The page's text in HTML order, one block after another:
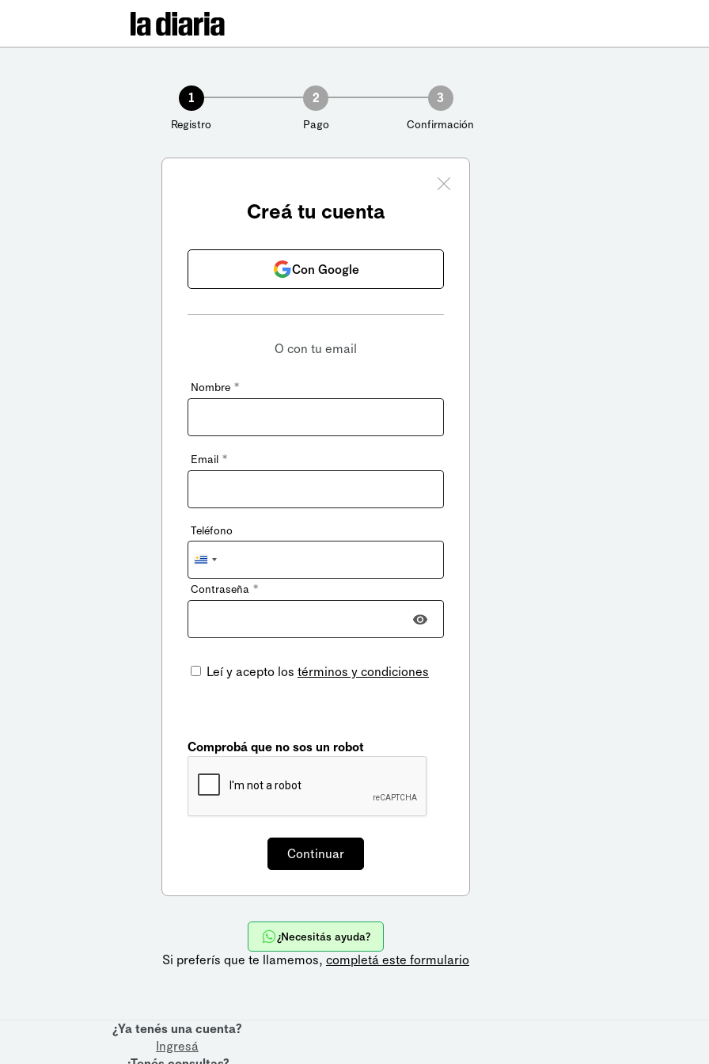
1
Registro
2
Pago
3
Confirmación
Creá tu cuenta
Con Google
O con tu email
Nombre *
Email *
Teléfono
Uruguay
+598
Contraseña *
Leí y acepto los términos y condiciones
Comprobá que no sos un robot
¿Necesitás ayuda?
Si preferís que te llamemos, completá este formulario
¿Ya tenés una cuenta?
Ingresá